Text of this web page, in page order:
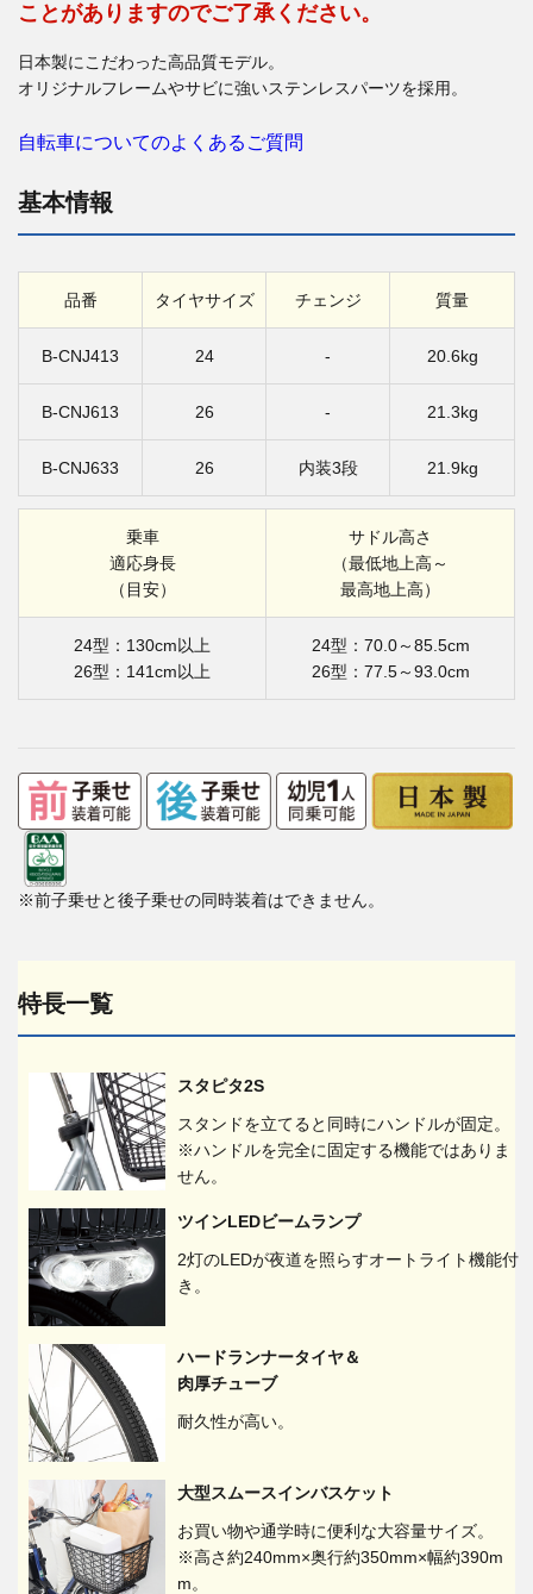
ことがありますのでご了承ください。
日本製にこだわった高品質モデル。
オリジナルフレームやサビに強いステンレスパーツを採用。
自転車についてのよくあるご質問
基本情報
品番 タイヤサイズ チェンジ 質量
B-CNJ413 24 - 20.6kg
B-CNJ613 26 - 21.3kg
B-CNJ633 26 内装3段 21.9kg
乗車
適応身長
（目安）
サドル高さ
（最低地上高～
最高地上高）
24型：130cm以上
26型：141cm以上
24型：70.0～85.5cm
26型：77.5～93.0cm
※前子乗せと後子乗せの同時装着はできません。
特長一覧
スタピタ2S
スタンドを立てると同時にハンドルが固定。
※ハンドルを完全に固定する機能ではありま
せん。
ツインLEDビームランプ
2灯のLEDが夜道を照らすオートライト機能付
き。
ハードランナータイヤ＆
肉厚チューブ
耐久性が高い。
大型スムースインバスケット
お買い物や通学時に便利な大容量サイズ。
※高さ約240mm×奥行約350mm×幅約390m
m。